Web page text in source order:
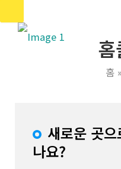
홈
홈
새로운 곳
나요?